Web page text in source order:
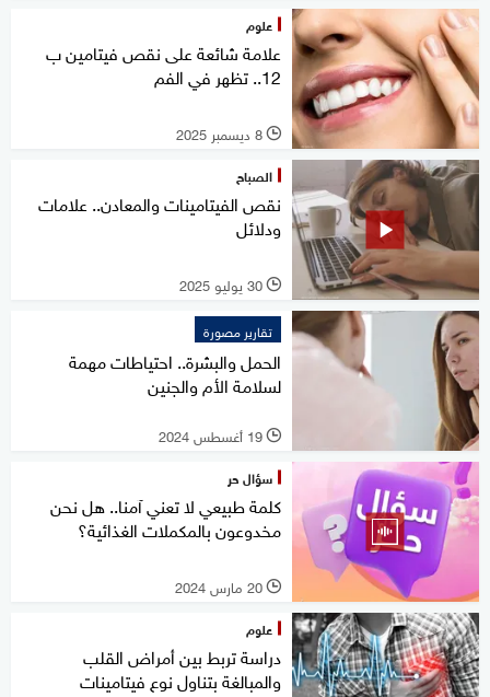
علوم
علامة شائعة على نقص فيتامين ب
12.. تظهر في الفم
l 8 ديسمبر 2025
الصباح
نقص الفيتامينات والمعادن.. علامات
ودلائل
l 30 يوليو 2025
تقارير مصورة
الحمل والبشرة.. احتياطات مهمة
لسلامة الأم والجنين
l 19 أغسطس 2024
سؤال حر
كلمة طبيعي لا تعني آمنا.. هل نحن
مخدوعون بالمكملات الغذائية؟
l 20 مارس 2024
علوم
دراسة تربط بين أمراض القلب
والمبالغة بتناول نوع فيتامينات